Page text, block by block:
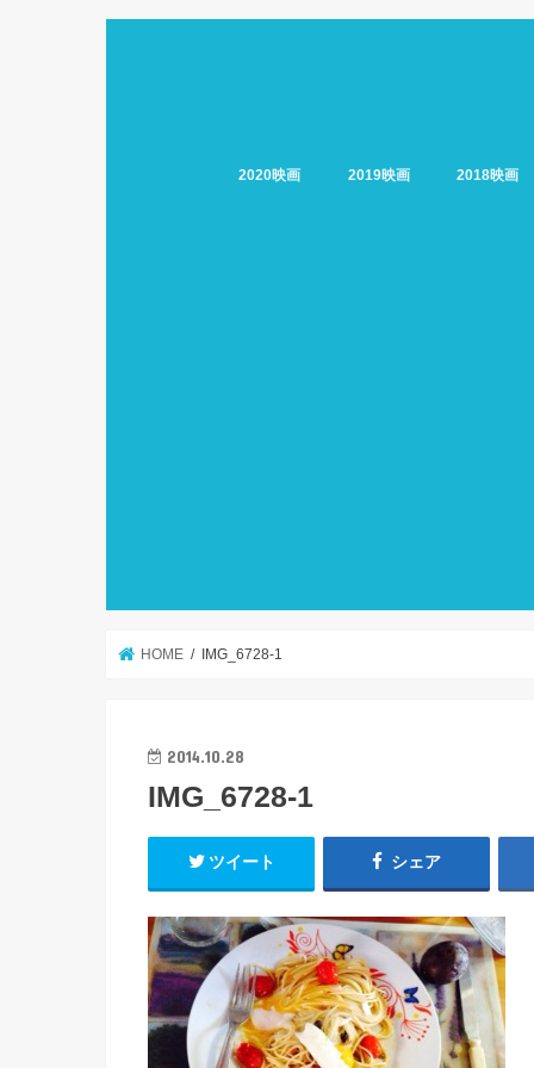
2020映画 2019映画 2018映画
HOME IMG_6728-1
2014.10.28
IMG_6728-1
ツイート シェア